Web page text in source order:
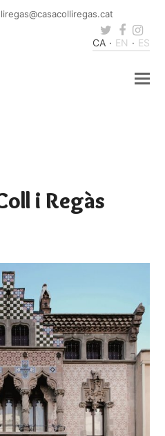
@casacolliregas.cat
Twitter
CA EN ES
i Regàs